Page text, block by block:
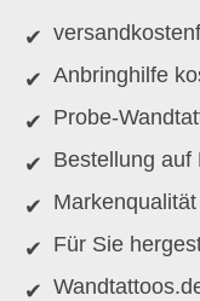
Anbringhilfe
Probe-
Bestellung auf
Für Sie